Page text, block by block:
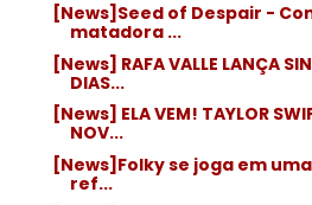
[News]Seed of Despair -
matadora ...
[News] RAFA VALLE LANÇA
DIAS...
[News] ELA VEM! TAYLOR
NOV...
[News]Folky se joga em
ref...